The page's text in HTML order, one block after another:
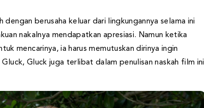
berusaha keluar dari lingkungannya selama ini
nakalnya mendapatkan apresiasi. Namun ketika
mencarinya, ia harus memutuskan dirinya ingin
Gluck juga terlibat dalam penulisan naskah film ini